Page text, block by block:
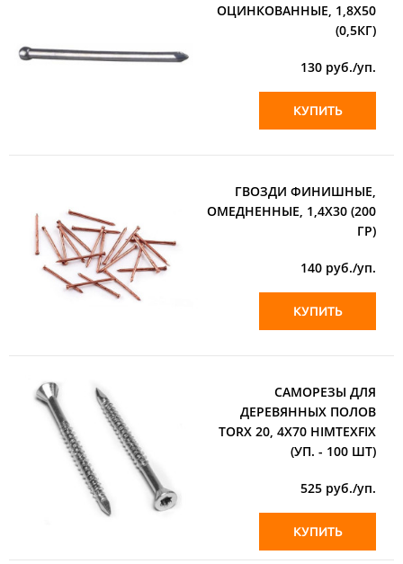
ОЦИНКОВАННЫЕ, 1,8Х50
(0,5КГ)
130 руб./уп.
КУПИТЬ
ГВОЗДИ ФИНИШНЫЕ,
ОМЕДНЕННЫЕ, 1,4Х30 (200
ГР)
140 руб./уп.
КУПИТЬ
САМОРЕЗЫ ДЛЯ
ДЕРЕВЯННЫХ ПОЛОВ
ТORX 20, 4Х70 HIMTEXFIX
(УП. - 100 ШТ)
525 руб./уп.
КУПИТЬ